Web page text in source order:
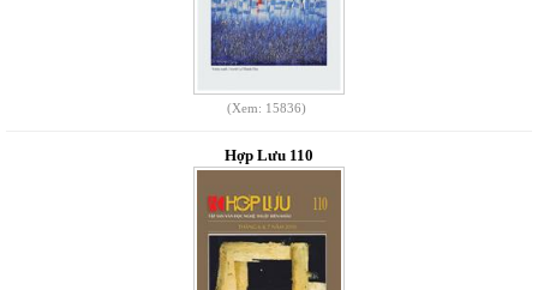
(Xem: 15836)
Hợp Lưu 110